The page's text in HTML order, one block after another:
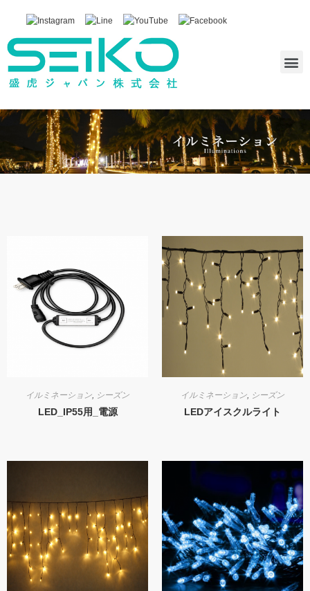
イルミネーション, シーズン
LED_IP55用_電源
イルミネーション, シーズン
LEDアイスクルライト